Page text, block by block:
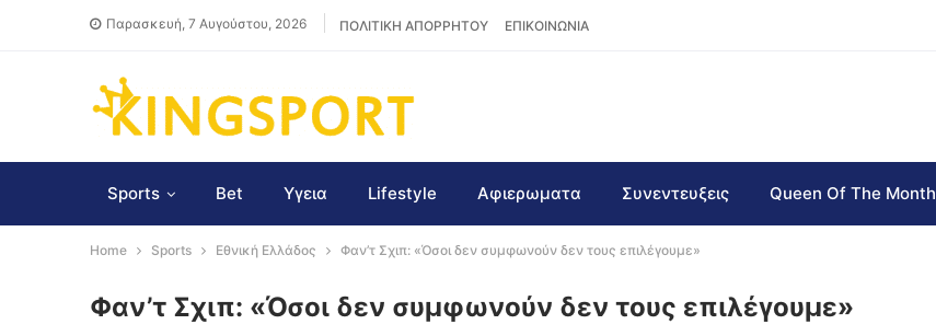
Παρασκευή, 7 Αυγούστου, 2026 ΠΟΛΙΤΙΚΗ ΑΠΟΡΡΗΤΟΥ ΕΠΙΚΟΙΝΩΝΙΑ
Sports Bet Υγεια Lifestyle Αφιερωματα Συνεντευξεις Queen Of The Month
Home Sports Εθνική Ελλάδος Φαν’τ Σχιπ: «Όσοι δεν συμφωνούν δεν τους επιλέγουμε»
Φαν’τ Σχιπ: «Όσοι δεν συμφωνούν δεν τους επιλέγουμε»